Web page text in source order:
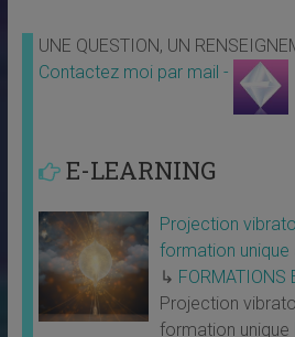
UNE QUESTION, UN
Contactez moi par mail -
E-LEARNING
Projection
formation unique
↳ FORMATIONS
Projection
formation unique